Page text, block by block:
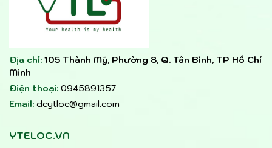
Địa chỉ: 105 Thành Mỹ, Phường 8, Q. Tân Bình, TP Hồ Chí
Minh
Điện thoại: 0945891357
Email: dcytloc@gmail.com
YTELOC.VN